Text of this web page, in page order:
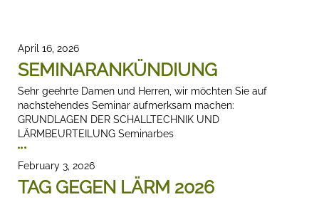
April 16, 2026
SEMINARANKÜNDIUNG
Sehr geehrte Damen und Herren, wir möchten Sie auf
nachstehendes Seminar aufmerksam machen:
GRUNDLAGEN DER SCHALLTECHNIK UND
LÄRMBEURTEILUNG Seminarbes
February 3, 2026
TAG GEGEN LÄRM 2026